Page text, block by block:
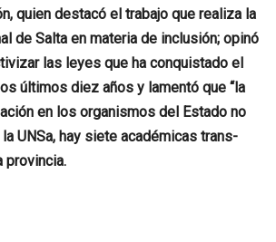
quien destacó el trabajo que realiza la
de Salta en materia de inclusión; opinó
las leyes que ha conquistado el
últimos diez años y lamentó que “la
en los organismos del Estado no
UNSa, hay siete académicas trans-
provincia.